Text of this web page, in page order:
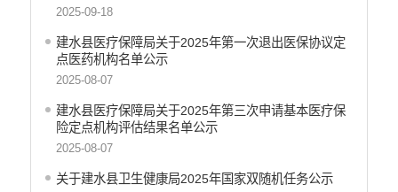
2025-09-18
建水县医疗保障局关于2025年第一次退出医保协议定
点医药机构名单公示
2025-08-07
建水县医疗保障局关于2025年第三次申请基本医疗保
险定点机构评估结果名单公示
2025-08-07
关于建水县卫生健康局2025年国家双随机任务公示